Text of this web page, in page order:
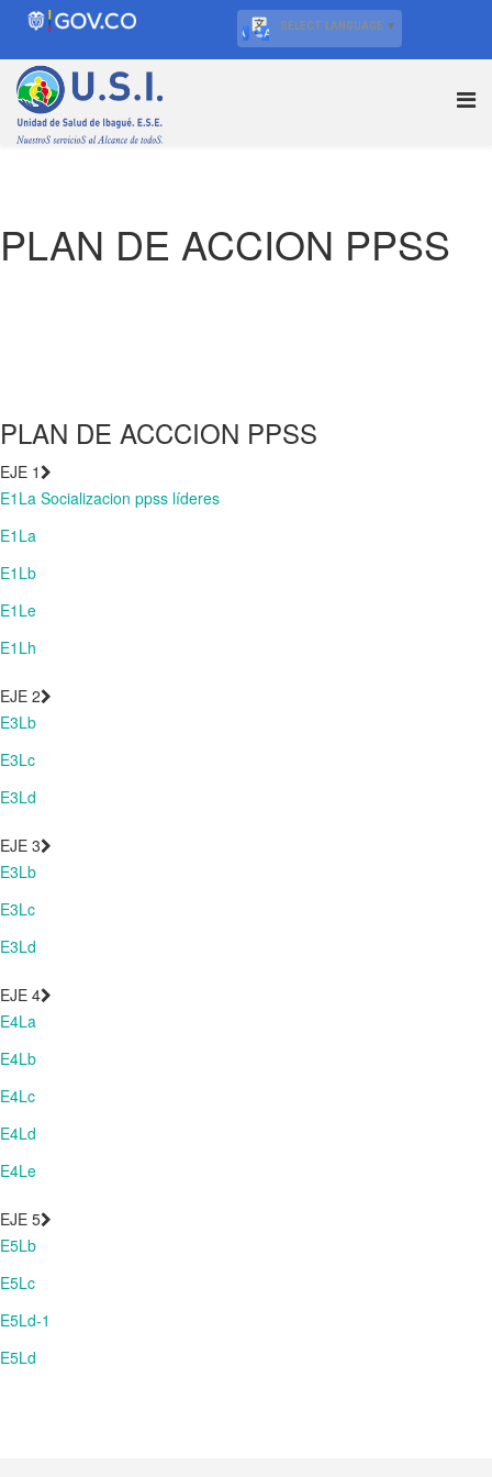
SELECT LANGUAGE ▼
PLAN DE ACCION PPSS
PLAN DE ACCCION PPSS
EJE 1
E1La Socializacion ppss líderes
E1La
E1Lb
E1Le
E1Lh
EJE 2
E3Lb
E3Lc
E3Ld
EJE 3
E3Lb
E3Lc
E3Ld
EJE 4
E4La
E4Lb
E4Lc
E4Ld
E4Le
EJE 5
E5Lb
E5Lc
E5Ld-1
E5Ld